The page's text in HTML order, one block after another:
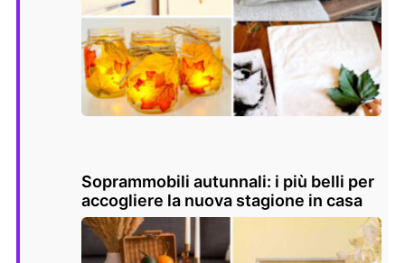
Soprammobili autunnali: i più belli per
accogliere la nuova stagione in casa